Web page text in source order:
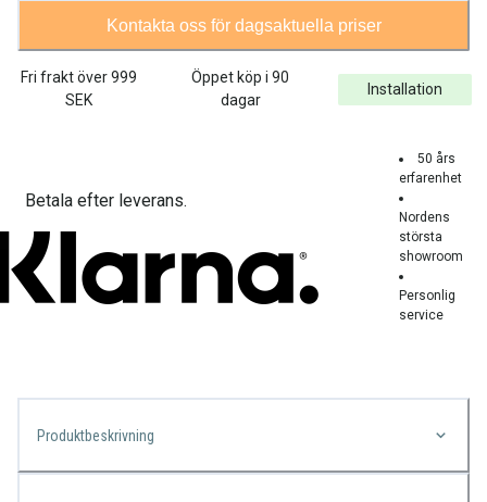
Kontakta oss för dagsaktuella priser
Fri frakt över999
SEK
Öppet köp i 90
dagar
Installation
Betala efter leverans.
50 års
erfarenhet
Nordens
största
showroom
Personlig
service
Produktbeskrivning